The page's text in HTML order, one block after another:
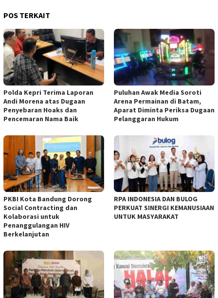
POS TERKAIT
Polda Kepri Terima Laporan
Andi Morena atas Dugaan
Penyebaran Hoaks dan
Pencemaran Nama Baik
Puluhan Awak Media Soroti
Arena Permainan di Batam,
Aparat Diminta Periksa Dugaan
Pelanggaran Hukum
PKBI Kota Bandung Dorong
Social Contracting dan
Kolaborasi untuk
Penanggulangan HIV
Berkelanjutan
RPA INDONESIA DAN BULOG
PERKUAT SINERGI KEMANUSIAAN
UNTUK MASYARAKAT